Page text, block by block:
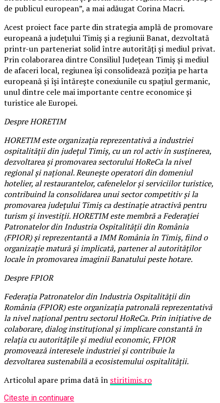
de publicul european”, a mai adăugat Corina Macri.
Acest proiect face parte din strategia amplă de promovare
europeană a județului Timiș și a regiunii Banat, dezvoltată
printr-un parteneriat solid între autorități și mediul privat.
Prin colaborarea dintre Consiliul Județean Timiș și mediul
de afaceri local, regiunea își consolidează poziția pe harta
europeană și își întărește conexiunile cu spațiul germanic,
unul dintre cele mai importante centre economice și
turistice ale Europei.
Despre HORETIM
HORETIM este organizația reprezentativă a industriei
ospitalității din județul Timiș, cu un rol activ în susținerea,
dezvoltarea și promovarea sectorului HoReCa la nivel
regional și național. Reunește operatori din domeniul
hotelier, al restaurantelor, cafenelelor și serviciilor turistice,
contribuind la consolidarea unui sector competitiv și la
promovarea județului Timiș ca destinație atractivă pentru
turism și investiții. HORETIM este membră a Federației
Patronatelor din Industria Ospitalității din România
(FPIOR) și reprezentantă a IMM România în Timiș, fiind o
organizație matură și implicată, partener al autorităților
locale în promovarea imaginii Banatului peste hotare.
Despre FPIOR
Federația Patronatelor din Industria Ospitalității din
România (FPIOR) este organizația patronală reprezentativă
la nivel național pentru sectorul HoReCa. Prin inițiative de
colaborare, dialog instituțional și implicare constantă în
relația cu autoritățile și mediul economic, FPIOR
promovează interesele industriei și contribuie la
dezvoltarea sustenabilă a ecosistemului ospitalității.
Articolul apare prima dată în stiritimis.ro
Citeste in continuare